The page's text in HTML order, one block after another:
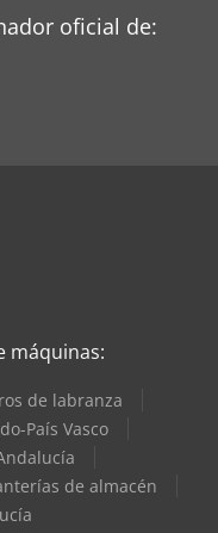
oficial de:
máquinas:
de labranza
País Vasco
de almacén